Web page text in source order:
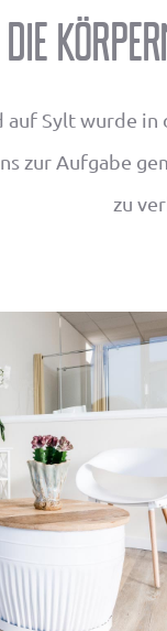
die
auf Sylt wurde in
zur Aufgabe
zu